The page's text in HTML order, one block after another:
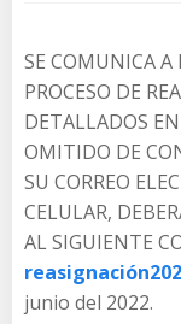
SE COMUNICA A
PROCESO DE
DETALLADOS
OMITIDO DE
SU CORREO
CELULAR,
AL SIGUIENTE
junio del 2022.